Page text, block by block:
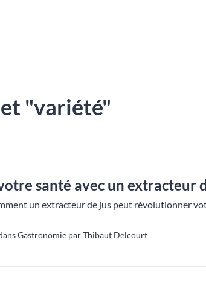
"variété"
santé avec un extracteur
un extracteur de jus peut révolutionner
Gastronomie par Thibaut Delcourt